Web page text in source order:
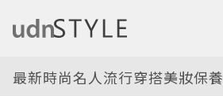
最新時尚名人流行穿搭美妝保養